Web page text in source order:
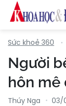
Sức khoẻ 360
Người
hôn mê
Thúy Nga 03/